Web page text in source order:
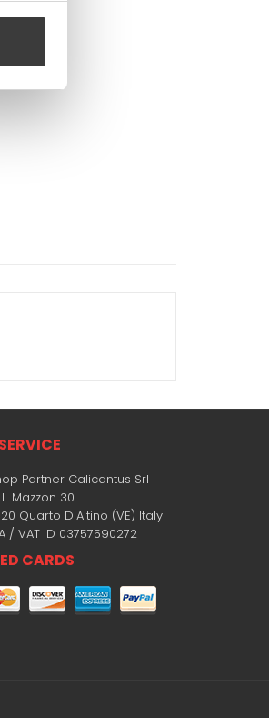
Partner Calicantus Srl
Mazzon 30
Quarto D'Altino (VE) Italy
/ VAT ID 03757590272
CARDS